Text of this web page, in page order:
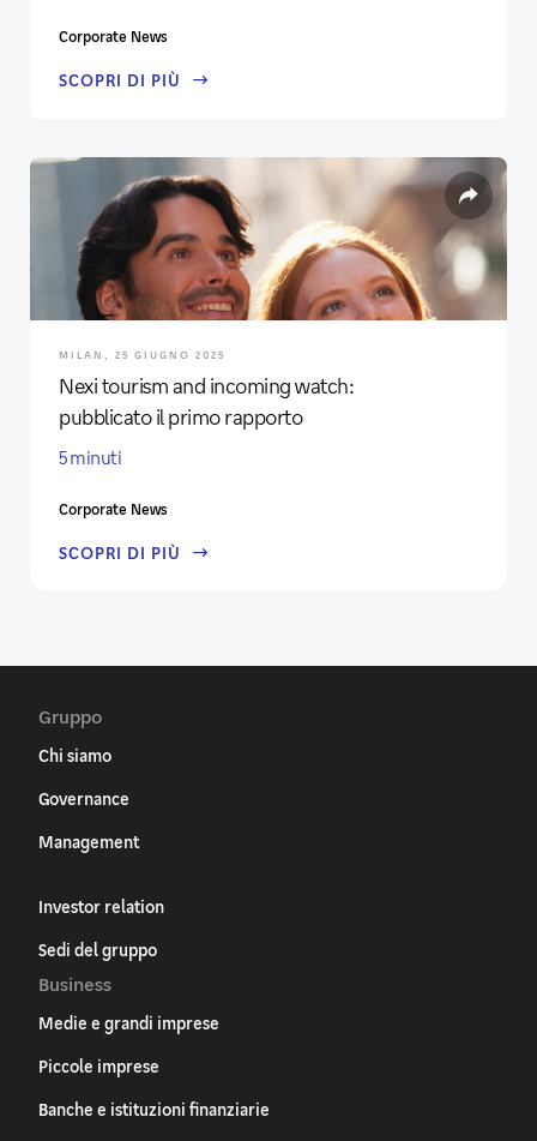
Corporate News
SCOPRI DI PIÙ
MILAN, 25 GIUGNO 2025
Nexi tourism and incoming watch:
pubblicato il primo rapporto
5 minuti
Corporate News
SCOPRI DI PIÙ
Gruppo
Chi siamo
Governance
Management
Investor relation
Sedi del gruppo
Business
Medie e grandi imprese
Piccole imprese
Banche e istituzioni finanziarie